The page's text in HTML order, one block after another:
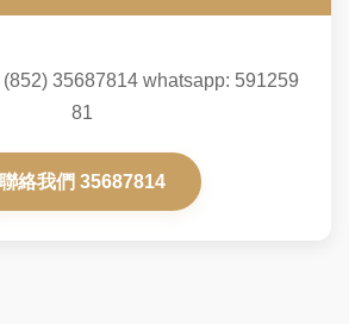
35687814 whatsapp: 591259
81
聯絡我們 35687814